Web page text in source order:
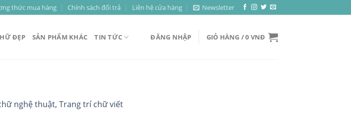
thức mua hàng Chính sách đổi trả Liên hệ cửa hàng Newsletter
ĐẸP SẢN PHẨM KHÁC TIN TỨC ĐĂNG NHẬP GIỎ HÀNG /0 VNĐ
nghệ thuật, Trang trí chữ viết